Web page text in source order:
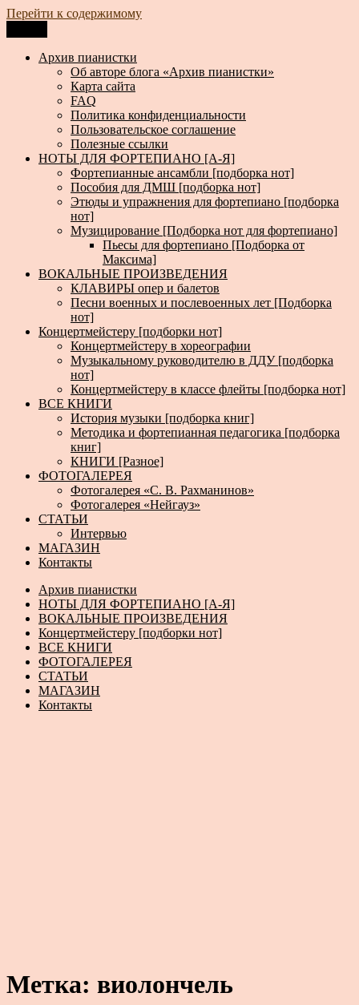
Перейти к содержимому
Архив пианистки
Всё для пианистов: ноты, книги, музыка, статьи…
Архив пианистки
Об авторе блога «Архив пианистки»
Карта сайта
FAQ
Политика конфиденциальности
Пользовательское соглашение
Полезные ссылки
НОТЫ ДЛЯ ФОРТЕПИАНО [А-Я]
Фортепианные ансамбли [подборка нот]
Пособия для ДМШ [подборка нот]
Этюды и упражнения для фортепиано [подборка
нот]
Музицирование [Подборка нот для фортепиано]
Пьесы для фортепиано [Подборка от
Максима]
ВОКАЛЬНЫЕ ПРОИЗВЕДЕНИЯ
КЛАВИРЫ опер и балетов
Песни военных и послевоенных лет [Подборка
нот]
Концертмейстеру [подборки нот]
Концертмейстеру в хореографии
Музыкальному руководителю в ДДУ [подборка
нот]
Концертмейстеру в классе флейты [подборка нот]
ВСЕ КНИГИ
История музыки [подборка книг]
Методика и фортепианная педагогика [подборка
книг]
КНИГИ [Разное]
ФОТОГАЛЕРЕЯ
Фотогалерея «С. В. Рахманинов»
Фотогалерея «Нейгауз»
СТАТЬИ
Интервью
МАГАЗИН
Контакты
Архив пианистки
НОТЫ ДЛЯ ФОРТЕПИАНО [А-Я]
ВОКАЛЬНЫЕ ПРОИЗВЕДЕНИЯ
Концертмейстеру [подборки нот]
ВСЕ КНИГИ
ФОТОГАЛЕРЕЯ
СТАТЬИ
МАГАЗИН
Контакты
Метка: виолончель